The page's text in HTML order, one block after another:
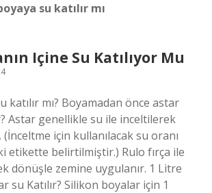
su katılır mı
Içine Su Katılıyor Mu
katılır mı? Boyamadan önce astar
Astar genellikle su ile inceltilerek
(İnceltme için kullanılacak su oranı
etikette belirtilmiştir.) Rulo fırça ile
dönüşle zemine uygulanır. 1 Litre
su Katılır? Silikon boyalar için 1